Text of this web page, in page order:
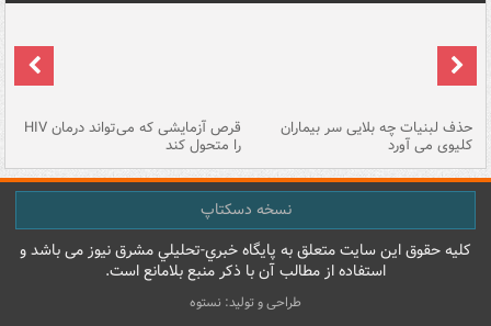
حذف لبنیات چه بلایی سر بیماران
کلیوی می آورد
قرص آزمایشی که می‌تواند درمان HIV
را متحول کند
نسخه دسکتاپ
کليه حقوق اين سايت متعلق به پایگاه خبري-تحليلي مشرق نيوز می باشد و
استفاده از مطالب آن با ذکر منبع بلامانع است.
طراحی و تولید: نستوه